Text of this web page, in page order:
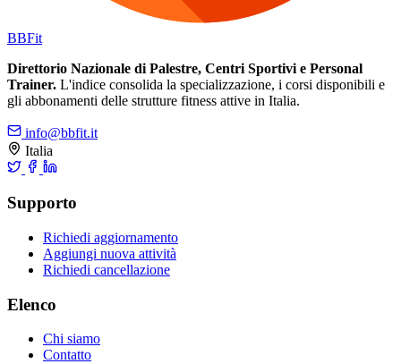
BBFit
Direttorio Nazionale di Palestre, Centri Sportivi e Personal
Trainer. L'indice consolida la specializzazione, i corsi disponibili e
gli abbonamenti delle strutture fitness attive in Italia.
info@bbfit.it
Italia
Supporto
Richiedi aggiornamento
Aggiungi nuova attività
Richiedi cancellazione
Elenco
Chi siamo
Contatto